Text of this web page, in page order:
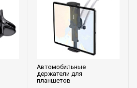
Автомобильные
держатели для
планшетов